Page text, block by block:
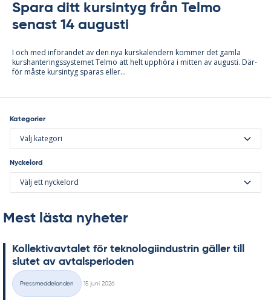
Spara ditt kursintyg från Telmo
senast 14 augusti
I och med in­fö­ran­det av den nya kurska­len­dern kom­mer det gam­la
kurs­han­te­rings­sy­ste­met Tel­mo att helt upp­hö­ra i mit­ten av au­gusti. Där­
för mås­te kursin­tyg spa­ras el­ler...
Kategorier
Välj kategori
Nyckelord
Välj ett nyckelord
Mest lästa nyheter
Kol­lek­tivav­ta­let för tek­no­lo­gi­in­du­strin gäl­ler till
slu­tet av av­tal­s­pe­ri­o­den
Kategorier
Pressmeddelanden
15 juni 2026